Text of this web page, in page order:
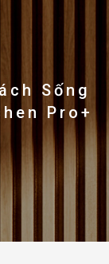
cách bố trí
bạn, hoàn
giao hàng
bạn trong
ngũ kỹ
sử dụng
đi kèm
Sống
Pro+